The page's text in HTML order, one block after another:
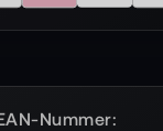
Nummer